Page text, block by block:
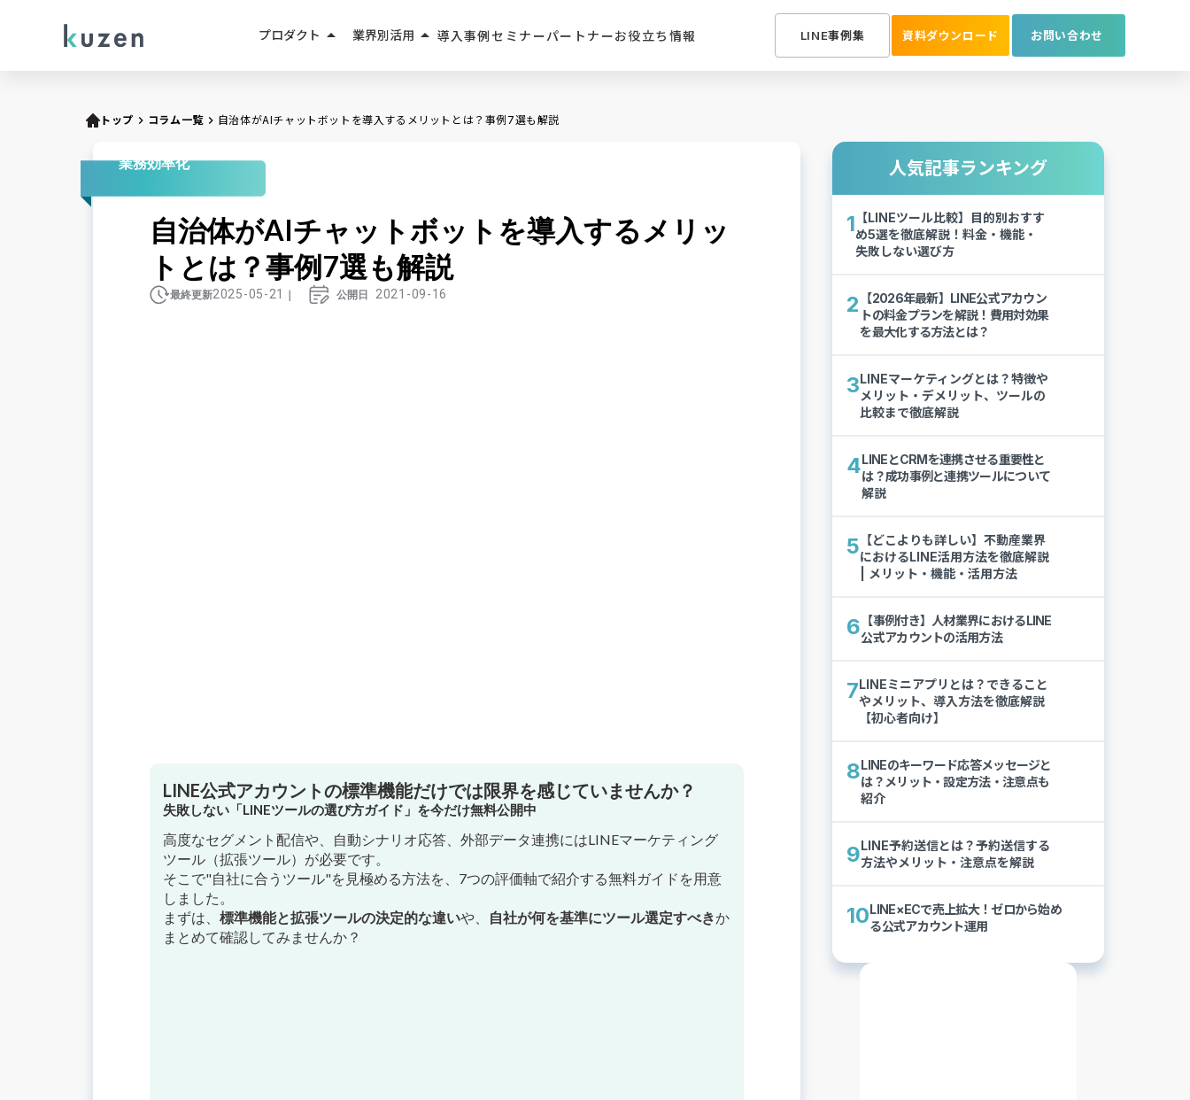
プロダクト arrow_drop_up
LINE成果報酬メニュー
AIエージェント
AIチャットボット
業界別活用 arrow_drop_up
人材紹介・人材派遣
教育・学習サービス
小売・飲食
導入事例 セミナーパートナーお役立ち情報 LINE事例集 資料ダウンロード お問い合わせ
トップ keyboard_arrow_right コラム一覧keyboard_arrow_right 自治体がAIチャットボットを導入するメリットとは？事例7選も解説
業務効率化
自治体がAIチャットボットを導入するメリッ
トとは？事例7選も解説
最終更新2025-05-21 ｜ 公開日 2021-09-16
LINE公式アカウントの標準機能だけでは限界を感じていませんか？
失敗しない「LINEツールの選び方ガイド」を今だけ無料公開中
高度なセグメント配信や、自動シナリオ応答、外部データ連携にはLINEマーケティング
ツール（拡張ツール）が必要です。
そこで"自社に合うツール"を見極める方法を、7つの評価軸で紹介する無料ガイドを用意
しました。
まずは、 標準機能と拡張ツールの決定的な違いや、 自社が何を基準にツール選定すべきか
まとめて確認してみませんか？
人気記事ランキング
1 【LINEツール比較】目的別おすす
め5選を徹底解説！料金・機能・
失敗しない選び方
2
【2026年最新】LINE公式アカウン
トの料金プランを解説！費用対効果
を最大化する方法とは？
3LINEマーケティングとは？特徴や
メリット・デメリット、ツールの
比較まで徹底解説
4LINEとCRMを連携させる重要性と
は？成功事例と連携ツールについて
解説
5 【どこよりも詳しい】不動産業界
におけるLINE活用方法を徹底解説
| メリット・機能・活用方法
6 【事例付き】人材業界におけるLINE
公式アカウントの活用方法
7LINEミニアプリとは？できること
やメリット、導入方法を徹底解説
【初心者向け】
8LINEのキーワード応答メッセージと
は？メリット・設定方法・注意点も
紹介
9LINE予約送信とは？予約送信する
方法やメリット・注意点を解説
10LINE×ECで売上拡大！ゼロから始め
る公式アカウント運用